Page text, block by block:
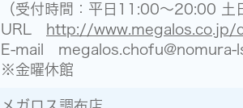
（受付時間：平日11:00～20:00 土
URL
http://www.megalos.co.jp/
E-mail megalos.chofu@nomura-
※金曜休館